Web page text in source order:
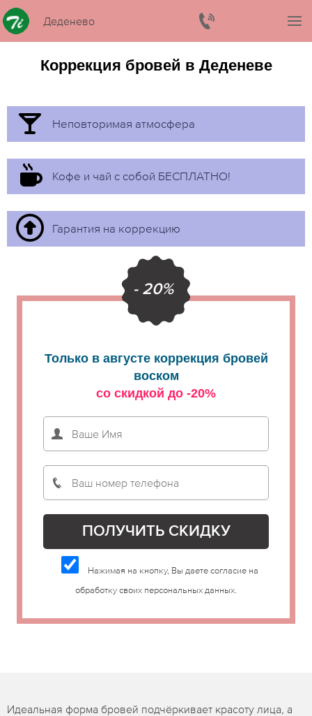
Деденево
Коррекция бровей в Деденеве
Неповторимая атмосфера
Кофе и чай с собой БЕСПЛАТНО!
Гарантия на коррекцию
- 20%
Только в августе коррекция бровей
воском
со скидкой до -20%
Нажимая на кнопку, Вы даете согласие на
обработку своих персональных данных.
Идеальная форма бровей подчёркивает красоту лица, а